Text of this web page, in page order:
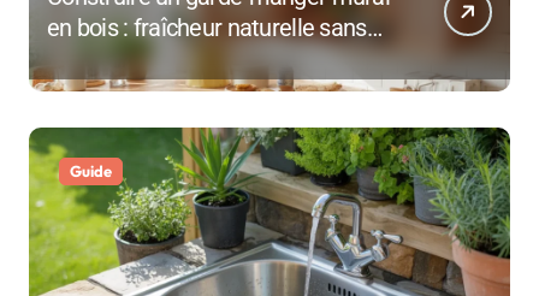
en bois : fraîcheur naturelle sans
Guide